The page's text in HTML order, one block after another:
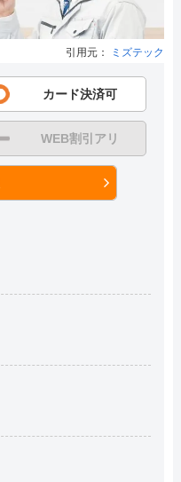
引用元： ミズテック
カード決済可
WEB割引アリ